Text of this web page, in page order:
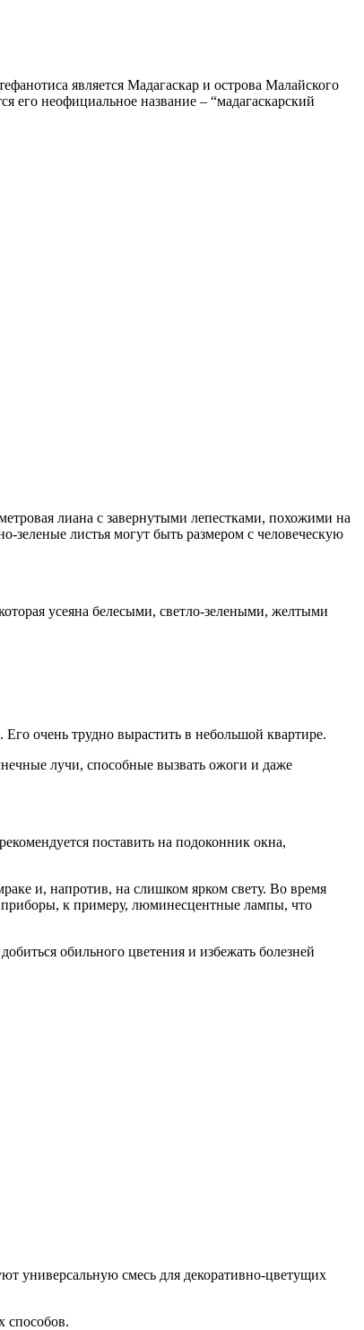
является Мадагаскар и острова Малайского
его неофициальное название – “мадагаскарский
лиана с завернутыми лепестками, похожими на
зеленые листья могут быть размером с человеческую
усеяна белесыми, светло-зелеными, желтыми
очень трудно вырастить в небольшой квартире.
лучи, способные вызвать ожоги и даже
поставить на подоконник окна,
и, напротив, на слишком ярком свету. Во время
приборы, к примеру, люминесцентные лампы, что
обильного цветения и избежать болезней
универсальную смесь для декоративно-цветущих
способов.